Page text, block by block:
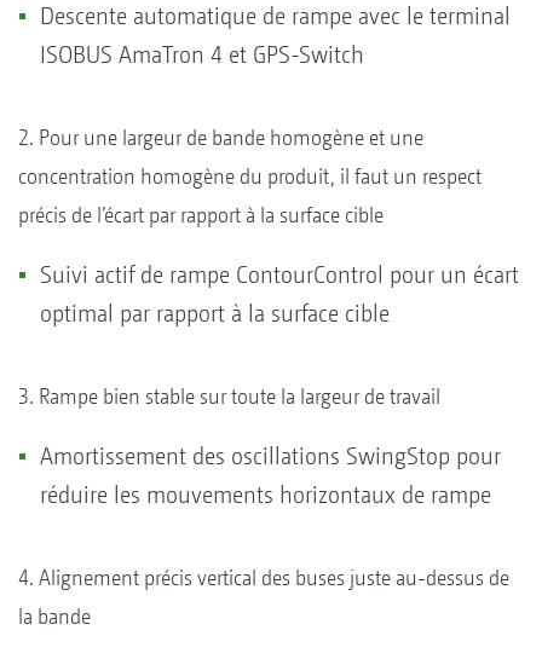
Descente automatique de rampe avec le terminal
ISOBUS AmaTron 4 et GPS-Switch
2. Pour une largeur de bande homogène et une
concentration homogène du produit, il faut un respect
précis de l’écart par rapport à la surface cible
Suivi actif de rampe ContourControl pour un écart
optimal par rapport à la surface cible
3. Rampe bien stable sur toute la largeur de travail
Amortissement des oscillations SwingStop pour
réduire les mouvements horizontaux de rampe
4. Alignement précis vertical des buses juste au-dessus de
la bande